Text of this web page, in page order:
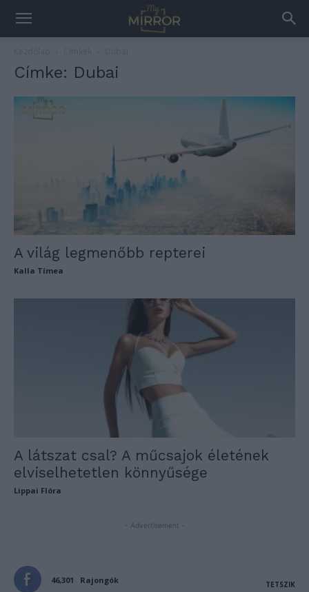
Címke: Dubai
A világ legmenőbb repterei
Kalla Tímea
A látszat csal? A műcsajok életének
elviselhetetlen könnyűsége
Lippai Flóra
- Advertisement -
46,301 Rajongók TETSZIK